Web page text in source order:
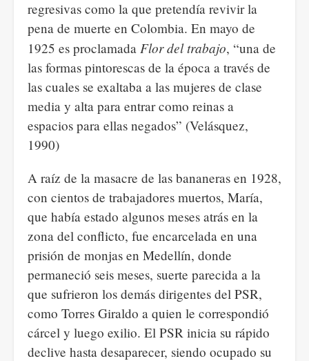
regresivas como la que pretendía revivir la
pena de muerte en Colombia. En mayo de
1925 es proclamada Flor del trabajo, “una de
las formas pintorescas de la época a través de
las cuales se exaltaba a las mujeres de clase
media y alta para entrar como reinas a
espacios para ellas negados” (Velásquez,
1990)
A raíz de la masacre de las bananeras en 1928,
con cientos de trabajadores muertos, María,
que había estado algunos meses atrás en la
zona del conflicto, fue encarcelada en una
prisión de monjas en Medellín, donde
permaneció seis meses, suerte parecida a la
que sufrieron los demás dirigentes del PSR,
como Torres Giraldo a quien le correspondió
cárcel y luego exilio. El PSR inicia su rápido
declive hasta desaparecer, siendo ocupado su